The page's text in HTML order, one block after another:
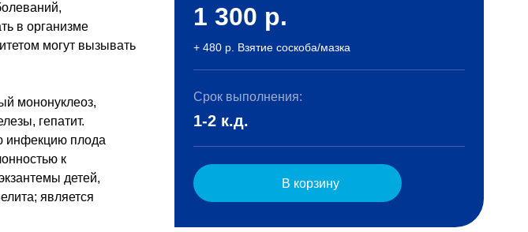
в организме
могут вызывать
мононуклеоз,
гепатит.
инфекцию плода
к
детей,
является
1 300 р.
+ 480 р. Взятие соскоба/мазка
Срок выполнения:
1-2 к.д.
В корзину